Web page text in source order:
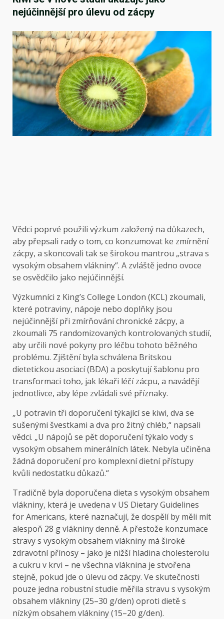
nejúčinnější pro úlevu od zácpy
Vědci poprvé použili výzkum založený na důkazech,
aby přepsali rady o tom, co konzumovat ke zmírnění
zácpy, a skoncovali tak se širokou mantrou „strava s
vysokým obsahem vlákniny“. A zvláště jedno ovoce
se osvědčilo jako nejúčinnější.
Výzkumníci z King’s College London (KCL) zkoumali,
které potraviny, nápoje nebo doplňky jsou
nejúčinnější při zmírňování chronické zácpy, a
zkoumali 75 randomizovaných kontrolovaných studií,
aby určili nové pokyny pro léčbu tohoto běžného
problému. Zjištění byla schválena Britskou
dietetickou asociací (BDA) a poskytují šablonu pro
transformaci toho, jak lékaři léčí zácpu, a navádějí
jednotlivce, aby lépe zvládali své příznaky.
„U potravin tři doporučení týkající se kiwi, dva se
sušenými švestkami a dva pro žitný chléb,“ napsali
vědci. „U nápojů se pět doporučení týkalo vody s
vysokým obsahem minerálních látek. Nebyla učiněna
žádná doporučení pro komplexní dietní přístupy
kvůli nedostatku důkazů.“
Tradičně byla doporučena dieta s vysokým obsahem
vlákniny, která je uvedena v US Dietary Guidelines
for Americans, které naznačují, že dospělí by měli mít
alespoň 28 g vlákniny denně. A přestože konzumace
stravy s vysokým obsahem vlákniny má široké
zdravotní přínosy – jako je nižší hladina cholesterolu
a cukru v krvi – ne všechna vláknina je stvořena
stejně, pokud jde o úlevu od zácpy. Ve skutečnosti
pouze jedna robustní studie měřila stravu s vysokým
obsahem vlákniny (25–30 g/den) oproti dietě s
nízkým obsahem vlákniny (15–20 g/den).